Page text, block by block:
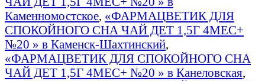
Каменномостское, «ФАРМАЦВЕТИК ДЛЯ
СПОКОЙНОГО СНА ЧАЙ ДЕТ 1,5Г 4МЕС+
№20 » в Каменск-Шахтинский,
«ФАРМАЦВЕТИК ДЛЯ СПОКОЙНОГО СНА
ЧАЙ ДЕТ 1,5Г 4МЕС+ №20 » в Канеловская,